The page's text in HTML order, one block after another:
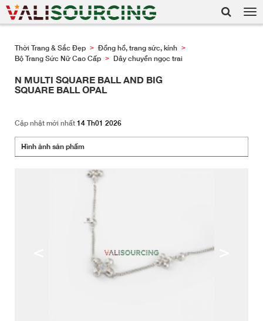
Thời Trang & Sắc Đẹp > Đồng hồ, trang sức, kính >
Bộ Trang Sức Nữ Cao Cấp > Dây chuyền ngọc trai
N MULTI SQUARE BALL AND BIG
SQUARE BALL OPAL
Cập nhật mới nhất 14 Th01 2026
Hình ảnh sản phẩm